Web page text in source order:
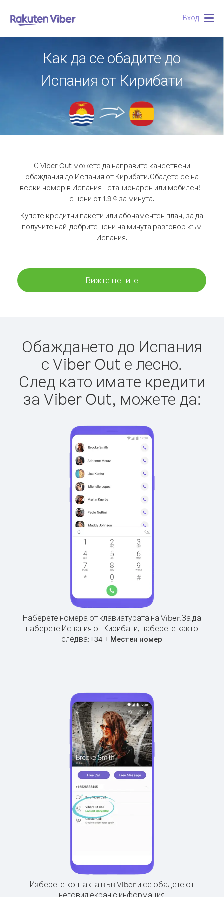
Вход
Как да се обадите до
Испания от Кирибати
С Viber Out можете да направите качествени
обаждания до Испания от Кирибати.Обадете се на
всеки номер в Испания - стационарен или мобилен! -
с цени от 1.9 ¢ за минута.
Купете кредитни пакети или абонаментен план, за да
получите най-добрите цени на минута разговор към
Испания.
Вижте цените
Обаждането до Испания
с Viber Out е лесно.
След като имате кредити
за Viber Out, можете да:
Наберете номера от клавиатурата на Viber.За да
наберете Испания от Кирибати, наберете както
следва:+34 + Местен номер
Изберете контакта във Viber и се обадете от
неговия екран с информация